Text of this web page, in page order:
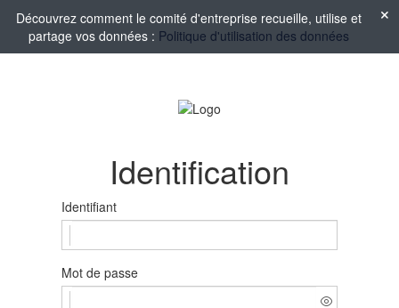
Découvrez comment le comité d'entreprise recueille, utilise et
partage vos données : Politique d'utilisation des données
Identification
Identifiant
Mot de passe